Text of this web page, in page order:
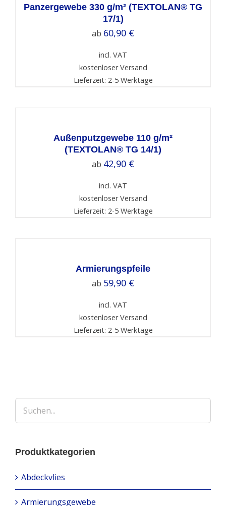
DETAILS
Panzergewebe 330 g/m² (TEXTOLAN® TG
17/1)
ab 60,90 €
incl. VAT
kostenloser Versand
Lieferzeit: 2-5 Werktage
Außenputzgewebe 110 g/m²
(TEXTOLAN® TG 14/1)
ab 42,90 €
incl. VAT
kostenloser Versand
Lieferzeit: 2-5 Werktage
Armierungspfeile
ab 59,90 €
incl. VAT
kostenloser Versand
Lieferzeit: 2-5 Werktage
Produktkategorien
Abdeckvlies
Armierungsgewebe